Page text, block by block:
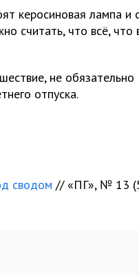
керосиновая лампа и
считать, что всё, что
не обязательно
отпуска.
сводом // «ПГ», № 13